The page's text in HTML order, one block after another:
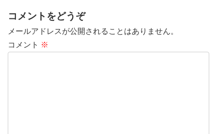
コメントをどうぞ
メールアドレスが公開されることはありません。
コメント ※